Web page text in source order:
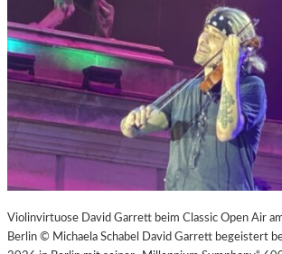
Violinvirtuose David Garrett beim Classic Open Air
Berlin © Michaela Schabel David Garrett begeistert